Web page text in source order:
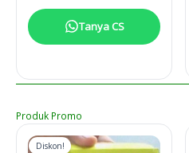
Tanya CS
Produk Promo
Diskon!